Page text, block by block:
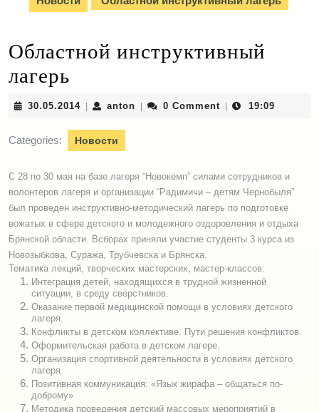
Областной инструктивный
лагерь
30.05.201430.05.2014
anton anton0 Comment 19:09
Categories: Новости
С 28 по 30 мая на базе лагеря “Новокемп” силами сотрудников и
волонтеров лагеря и организации “Радимичи – детям Чернобыля”
был проведен инструктивно-методический лагерь по подготовке
вожатых в сфере детского и молодежного оздоровления и отдыха
Брянской области. Всборах приняли участие студенты 3 курса из
Новозыбкова, Суража, Трубчевска и Брянска.
Тематика лекций, творческих мастерских, мастер-классов:
Интеграция детей, находящихся в трудной жизненной
ситуации, в среду сверстников.
Оказание первой медицинской помощи в условиях детского
лагеря.
Конфликты в детском коллективе. Пути решения конфликтов.
Оформительская работа в детском лагере.
Организация спортивной деятельности в условиях детского
лагеря.
Позитивная коммуникация: «Язык жирафа – общаться по-
доброму»
Методика проведения детский массовых мероприятий в